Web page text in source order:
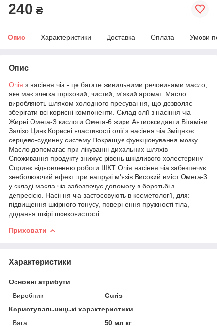
240 ₴
Опис Характеристики Доставка Оплата Умови
Опис
Олія з насіння чіа - це багате живильними речовинами масло,
яке має злегка горіховий, чистий, м'який аромат. Масло
виробляють шляхом холодного пресування, що дозволяє
зберігати всі корисні компоненти. Склад олії з насіння чіа
Жирні Омега-3 кислоти Омега-6 жири Антиоксиданти Вітаміни
Залізо Цинк Корисні властивості олії з насіння чіа Зміцнює
серцево-судинну систему Покращує функціонування мозку
Масло допомагає при лікуванні дихальних шляхів
Споживання продукту знижує рівень шкідливого холестерину
Сприяє відновленню роботи ШКТ Олія насіння чіа забезпечує
знеболюючий ефект при напрузі м'язів Високий вміст Омега-3
у складі масла чіа забезпечує допомогу в боротьбі з
депресією. Насіння чіа застосовують в косметології, для:
підвищення шкірного тонусу, повернення пружності тіла,
додання шкірі шовковистості.
Приховати
Характеристики
Основні атрибути
Виробник
Guris
Користувальницькі характеристики
Вага
50 мл кг